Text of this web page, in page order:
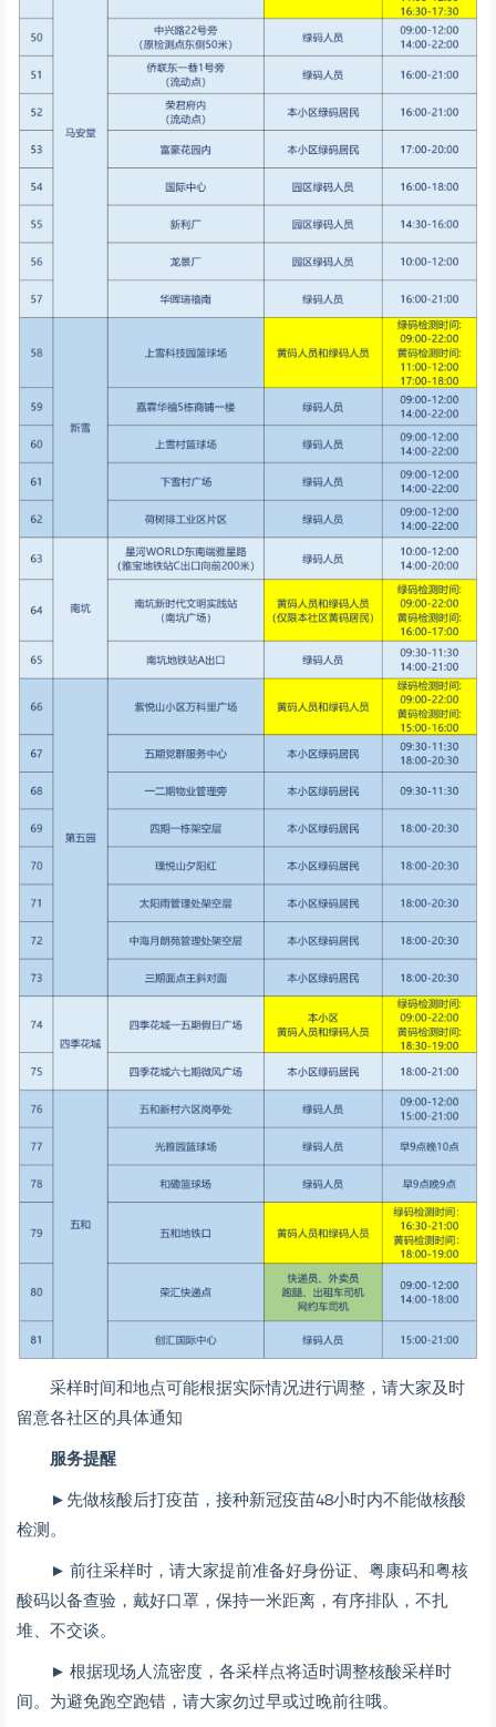
采样时间和地点可能根据实际情况进行调整，请大家及时
留意各社区的具体通知
服务提醒
►先做核酸后打疫苗，接种新冠疫苗48小时内不能做核酸
检测。
► 前往采样时，请大家提前准备好身份证、粤康码和粤核
酸码以备查验，戴好口罩，保持一米距离，有序排队，不扎
堆、不交谈。
► 根据现场人流密度，各采样点将适时调整核酸采样时
间。为避免跑空跑错，请大家勿过早或过晚前往哦。